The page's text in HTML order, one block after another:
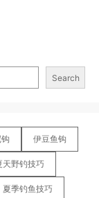
Search
伊豆鱼钩
天野钓技巧
夏季钓鱼技巧